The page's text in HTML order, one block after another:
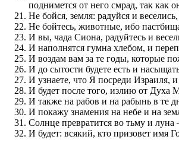
поднимется от него смрад, так как
Не бойся, земля: радуйся и
Не бойтесь, животные, ибо
И вы, чада Сиона, радуйтесь и
И наполнятся гумна хлебом, и
И воздам вам за те годы, которые
И до сытости будете есть и
И узнаете, что Я посреди Израиля,
И будет после того, излию от Духа
И также на рабов и на рабынь в те
И покажу знамения на небе и на
Солнце превратится во тьму и
И будет: всякий, кто призовет имя